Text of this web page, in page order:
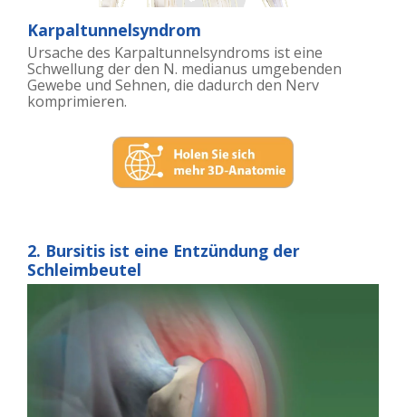
Karpaltunnelsyndrom
Ursache des Karpaltunnelsyndroms ist eine
Schwellung der den N. medianus umgebenden
Gewebe und Sehnen, die dadurch den Nerv
komprimieren.
2. Bursitis ist eine Entzündung der
Schleimbeutel